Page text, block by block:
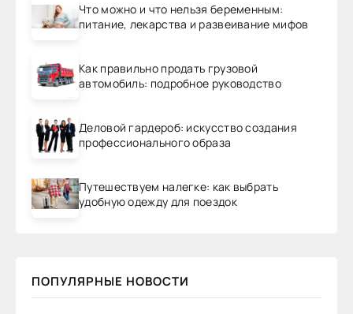
Что можно и что нельзя беременным:
питание, лекарства и развеивание мифов
Как правильно продать грузовой
автомобиль: подробное руководство
Деловой гардероб: искусство создания
профессионального образа
Путешествуем налегке: как выбрать
удобную одежду для поездок
ПОПУЛЯРНЫЕ НОВОСТИ